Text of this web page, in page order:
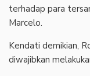
terhadap para
Marcelo.
‎Kendati demikian,
diwajibkan